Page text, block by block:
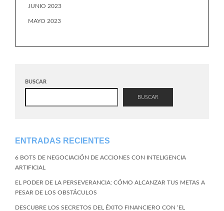
JUNIO 2023
MAYO 2023
BUSCAR
BUSCAR
ENTRADAS RECIENTES
6 BOTS DE NEGOCIACIÓN DE ACCIONES CON INTELIGENCIA
ARTIFICIAL
EL PODER DE LA PERSEVERANCIA: CÓMO ALCANZAR TUS METAS A
PESAR DE LOS OBSTÁCULOS
DESCUBRE LOS SECRETOS DEL ÉXITO FINANCIERO CON ‘EL